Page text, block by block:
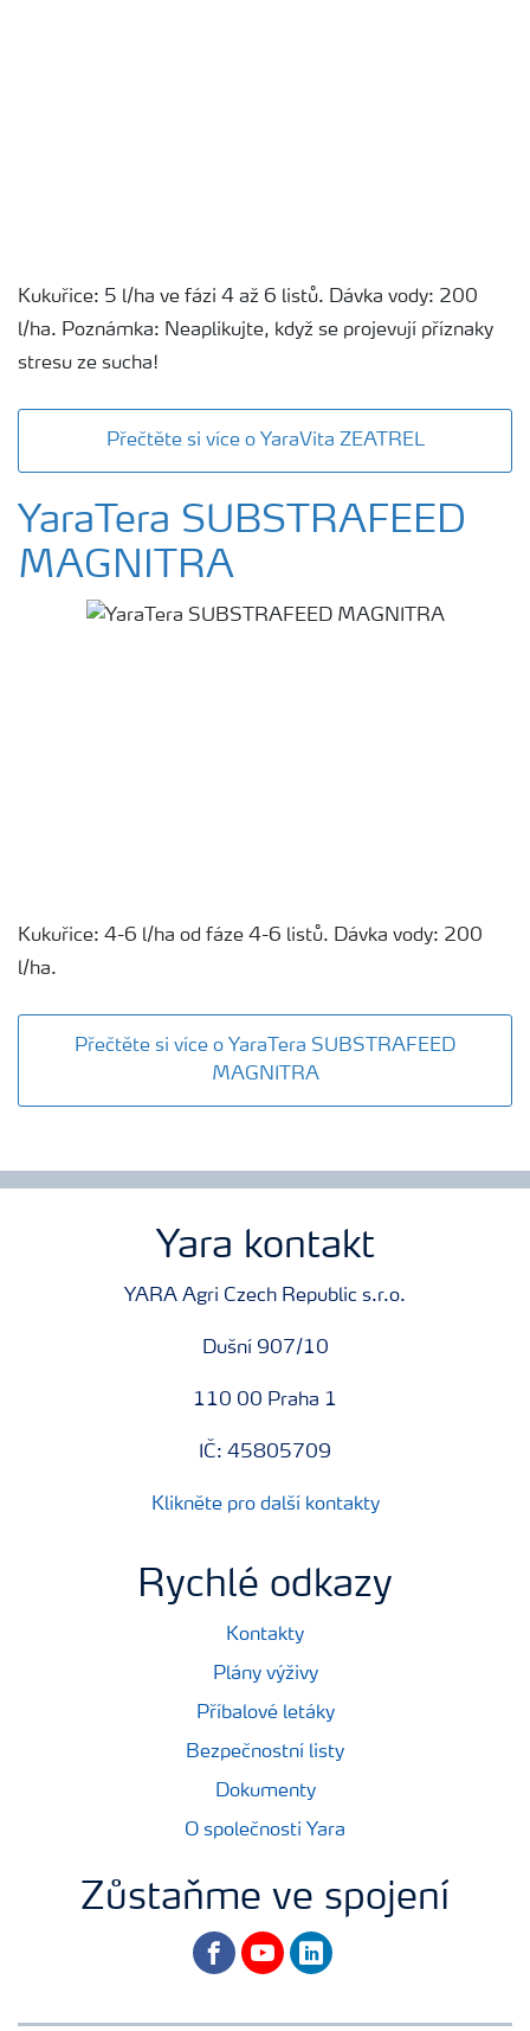
Kukuřice: 5 l/ha ve fázi 4 až 6 listů. Dávka vody: 200
l/ha. Poznámka: Neaplikujte, když se projevují příznaky
stresu ze sucha!
Přečtěte si více o YaraVita ZEATREL
YaraTera SUBSTRAFEED
MAGNITRA
Kukuřice: 4-6 l/ha od fáze 4-6 listů. Dávka vody: 200
l/ha.
Přečtěte si více o YaraTera SUBSTRAFEED
MAGNITRA
Yara kontakt
YARA Agri Czech Republic s.r.o.
Dušní 907/10
110 00 Praha 1
IČ: 45805709
Klikněte pro další kontakty
Rychlé odkazy
Kontakty
Plány výživy
Příbalové letáky
Bezpečnostní listy
Dokumenty
O společnosti Yara
Zůstaňme ve spojení
facebookyoutubelinkedin